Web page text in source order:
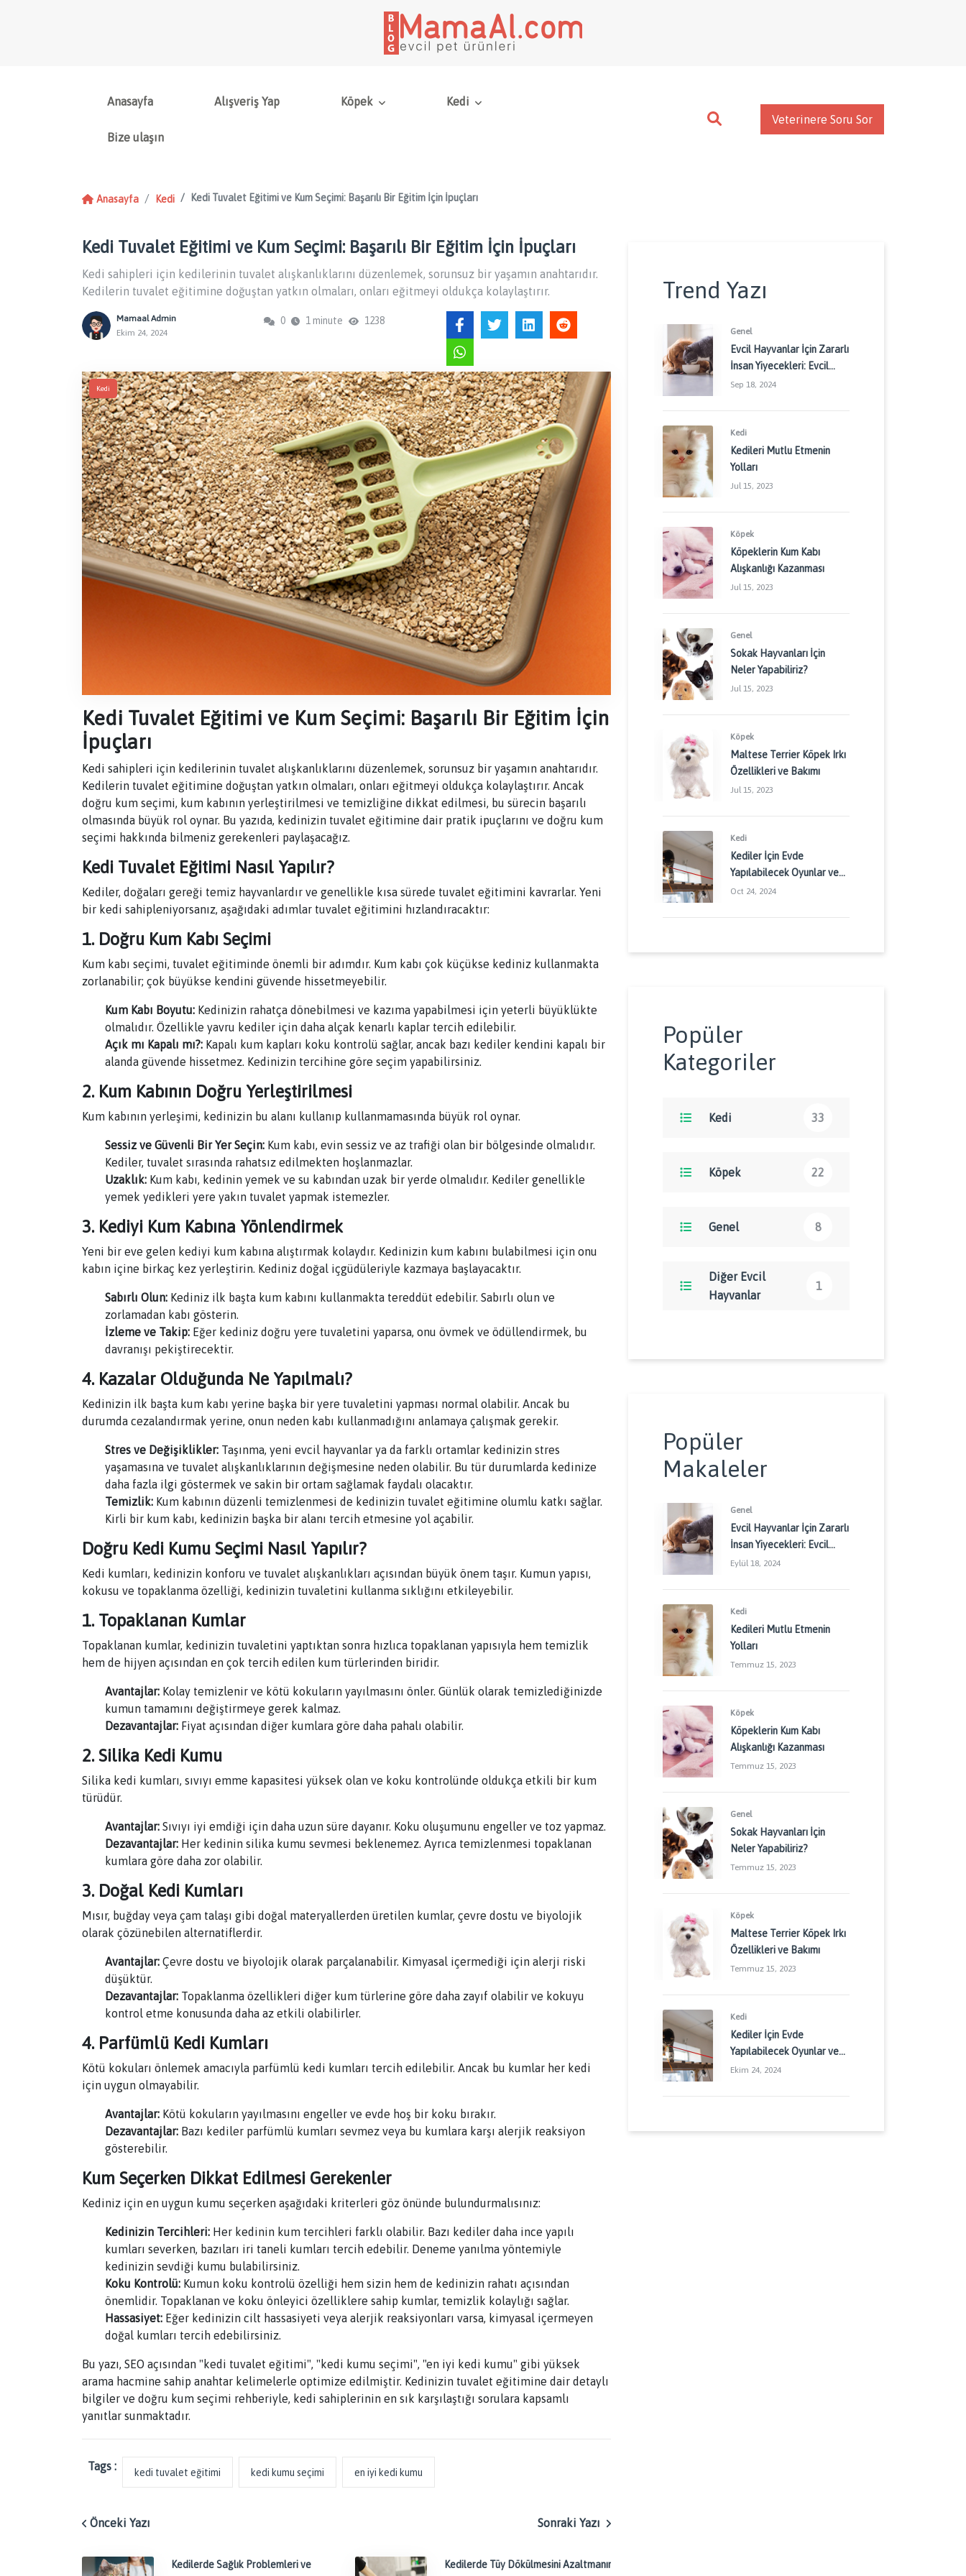
Anasayfa Alışveriş Yap Köpek Kedi
Bize ulaşın
Veterinere Soru Sor
Anasayfa Kedi Kedi Tuvalet Eğitimi ve Kum Seçimi: Başarılı Bir Eğitim İçin İpuçları
Kedi Tuvalet Eğitimi ve Kum Seçimi: Başarılı Bir Eğitim İçin İpuçları
Kedi sahipleri için kedilerinin tuvalet alışkanlıklarını düzenlemek, sorunsuz bir yaşamın anahtarıdır.
Kedilerin tuvalet eğitimine doğuştan yatkın olmaları, onları eğitmeyi oldukça kolaylaştırır.
Mamaal Admin
Ekim 24, 2024
0 1 minute 1238
Kedi
Kedi Tuvalet Eğitimi ve Kum Seçimi: Başarılı Bir Eğitim İçin
İpuçları
Kedi sahipleri için kedilerinin tuvalet alışkanlıklarını düzenlemek, sorunsuz bir yaşamın anahtarıdır.
Kedilerin tuvalet eğitimine doğuştan yatkın olmaları, onları eğitmeyi oldukça kolaylaştırır. Ancak
doğru kum seçimi, kum kabının yerleştirilmesi ve temizliğine dikkat edilmesi, bu sürecin başarılı
olmasında büyük rol oynar. Bu yazıda, kedinizin tuvalet eğitimine dair pratik ipuçlarını ve doğru kum
seçimi hakkında bilmeniz gerekenleri paylaşacağız.
Kedi Tuvalet Eğitimi Nasıl Yapılır?
Kediler, doğaları gereği temiz hayvanlardır ve genellikle kısa sürede tuvalet eğitimini kavrarlar. Yeni
bir kedi sahipleniyorsanız, aşağıdaki adımlar tuvalet eğitimini hızlandıracaktır:
1. Doğru Kum Kabı Seçimi
Kum kabı seçimi, tuvalet eğitiminde önemli bir adımdır. Kum kabı çok küçükse kediniz kullanmakta
zorlanabilir; çok büyükse kendini güvende hissetmeyebilir.
Kum Kabı Boyutu: Kedinizin rahatça dönebilmesi ve kazıma yapabilmesi için yeterli büyüklükte
olmalıdır. Özellikle yavru kediler için daha alçak kenarlı kaplar tercih edilebilir.
Açık mı Kapalı mı?: Kapalı kum kapları koku kontrolü sağlar, ancak bazı kediler kendini kapalı bir
alanda güvende hissetmez. Kedinizin tercihine göre seçim yapabilirsiniz.
2. Kum Kabının Doğru Yerleştirilmesi
Kum kabının yerleşimi, kedinizin bu alanı kullanıp kullanmamasında büyük rol oynar.
Sessiz ve Güvenli Bir Yer Seçin: Kum kabı, evin sessiz ve az trafiği olan bir bölgesinde olmalıdır.
Kediler, tuvalet sırasında rahatsız edilmekten hoşlanmazlar.
Uzaklık: Kum kabı, kedinin yemek ve su kabından uzak bir yerde olmalıdır. Kediler genellikle
yemek yedikleri yere yakın tuvalet yapmak istemezler.
3. Kediyi Kum Kabına Yönlendirmek
Yeni bir eve gelen kediyi kum kabına alıştırmak kolaydır. Kedinizin kum kabını bulabilmesi için onu
kabın içine birkaç kez yerleştirin. Kediniz doğal içgüdüleriyle kazmaya başlayacaktır.
Sabırlı Olun: Kediniz ilk başta kum kabını kullanmakta tereddüt edebilir. Sabırlı olun ve
zorlamadan kabı gösterin.
İzleme ve Takip: Eğer kediniz doğru yere tuvaletini yaparsa, onu övmek ve ödüllendirmek, bu
davranışı pekiştirecektir.
4. Kazalar Olduğunda Ne Yapılmalı?
Kedinizin ilk başta kum kabı yerine başka bir yere tuvaletini yapması normal olabilir. Ancak bu
durumda cezalandırmak yerine, onun neden kabı kullanmadığını anlamaya çalışmak gerekir.
Stres ve Değişiklikler: Taşınma, yeni evcil hayvanlar ya da farklı ortamlar kedinizin stres
yaşamasına ve tuvalet alışkanlıklarının değişmesine neden olabilir. Bu tür durumlarda kedinize
daha fazla ilgi göstermek ve sakin bir ortam sağlamak faydalı olacaktır.
Temizlik: Kum kabının düzenli temizlenmesi de kedinizin tuvalet eğitimine olumlu katkı sağlar.
Kirli bir kum kabı, kedinizin başka bir alanı tercih etmesine yol açabilir.
Doğru Kedi Kumu Seçimi Nasıl Yapılır?
Kedi kumları, kedinizin konforu ve tuvalet alışkanlıkları açısından büyük önem taşır. Kumun yapısı,
kokusu ve topaklanma özelliği, kedinizin tuvaletini kullanma sıklığını etkileyebilir.
1. Topaklanan Kumlar
Topaklanan kumlar, kedinizin tuvaletini yaptıktan sonra hızlıca topaklanan yapısıyla hem temizlik
hem de hijyen açısından en çok tercih edilen kum türlerinden biridir.
Avantajlar: Kolay temizlenir ve kötü kokuların yayılmasını önler. Günlük olarak temizlediğinizde
kumun tamamını değiştirmeye gerek kalmaz.
Dezavantajlar: Fiyat açısından diğer kumlara göre daha pahalı olabilir.
2. Silika Kedi Kumu
Silika kedi kumları, sıvıyı emme kapasitesi yüksek olan ve koku kontrolünde oldukça etkili bir kum
türüdür.
Avantajlar: Sıvıyı iyi emdiği için daha uzun süre dayanır. Koku oluşumunu engeller ve toz yapmaz.
Dezavantajlar: Her kedinin silika kumu sevmesi beklenemez. Ayrıca temizlenmesi topaklanan
kumlara göre daha zor olabilir.
3. Doğal Kedi Kumları
Mısır, buğday veya çam talaşı gibi doğal materyallerden üretilen kumlar, çevre dostu ve biyolojik
olarak çözünebilen alternatiflerdir.
Avantajlar: Çevre dostu ve biyolojik olarak parçalanabilir. Kimyasal içermediği için alerji riski
düşüktür.
Dezavantajlar: Topaklanma özellikleri diğer kum türlerine göre daha zayıf olabilir ve kokuyu
kontrol etme konusunda daha az etkili olabilirler.
4. Parfümlü Kedi Kumları
Kötü kokuları önlemek amacıyla parfümlü kedi kumları tercih edilebilir. Ancak bu kumlar her kedi
için uygun olmayabilir.
Avantajlar: Kötü kokuların yayılmasını engeller ve evde hoş bir koku bırakır.
Dezavantajlar: Bazı kediler parfümlü kumları sevmez veya bu kumlara karşı alerjik reaksiyon
gösterebilir.
Kum Seçerken Dikkat Edilmesi Gerekenler
Kediniz için en uygun kumu seçerken aşağıdaki kriterleri göz önünde bulundurmalısınız:
Kedinizin Tercihleri: Her kedinin kum tercihleri farklı olabilir. Bazı kediler daha ince yapılı
kumları severken, bazıları iri taneli kumları tercih edebilir. Deneme yanılma yöntemiyle
kedinizin sevdiği kumu bulabilirsiniz.
Koku Kontrolü: Kumun koku kontrolü özelliği hem sizin hem de kedinizin rahatı açısından
önemlidir. Topaklanan ve koku önleyici özelliklere sahip kumlar, temizlik kolaylığı sağlar.
Hassasiyet: Eğer kedinizin cilt hassasiyeti veya alerjik reaksiyonları varsa, kimyasal içermeyen
doğal kumları tercih edebilirsiniz.
Bu yazı, SEO açısından "kedi tuvalet eğitimi", "kedi kumu seçimi", "en iyi kedi kumu" gibi yüksek
arama hacmine sahip anahtar kelimelerle optimize edilmiştir. Kedinizin tuvalet eğitimine dair detaylı
bilgiler ve doğru kum seçimi rehberiyle, kedi sahiplerinin en sık karşılaştığı sorulara kapsamlı
yanıtlar sunmaktadır.
Tags : kedi tuvalet eğitimi kedi kumu seçimi en iyi kedi kumu
Önceki Yazı Sonraki Yazı
Kedilerde Sağlık Problemleri ve
Kedilerde Tüy Dökülmesini Azaltmanın
Trend Yazı
Genel
Evcil Hayvanlar İçin Zararlı
İnsan Yiyecekleri: Evcil
Dostlarınızı Korumak İçin
Sep 18, 2024
Kedi
Kedileri Mutlu Etmenin
Yolları
Jul 15, 2023
Köpek
Köpeklerin Kum Kabı
Alışkanlığı Kazanması
Jul 15, 2023
Genel
Sokak Hayvanları İçin
Neler Yapabiliriz?
Jul 15, 2023
Köpek
Maltese Terrier Köpek Irkı
Özellikleri ve Bakımı
Jul 15, 2023
Kedi
Kediler İçin Evde
Yapılabilecek Oyunlar ve
Aktiviteler: Kedinizin
Oct 24, 2024
Popüler
Kategoriler
Kedi 33
Köpek 22
Genel 8
Diğer Evcil
Hayvanlar
1
Popüler
Makaleler
Genel
Evcil Hayvanlar İçin Zararlı
İnsan Yiyecekleri: Evcil
Dostlarınızı Korumak İçin
Eylül 18, 2024
Kedi
Kedileri Mutlu Etmenin
Yolları
Temmuz 15, 2023
Köpek
Köpeklerin Kum Kabı
Alışkanlığı Kazanması
Temmuz 15, 2023
Genel
Sokak Hayvanları İçin
Neler Yapabiliriz?
Temmuz 15, 2023
Köpek
Maltese Terrier Köpek Irkı
Özellikleri ve Bakımı
Temmuz 15, 2023
Kedi
Kediler İçin Evde
Yapılabilecek Oyunlar ve
Aktiviteler: Kedinizin
Ekim 24, 2024